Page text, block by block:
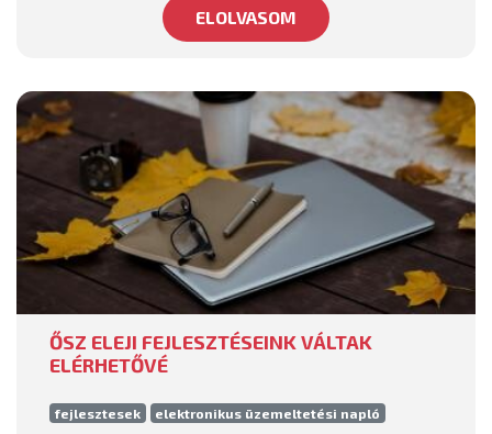
ELOLVASOM
ŐSZ ELEJI FEJLESZTÉSEINK VÁLTAK
ELÉRHETŐVÉ
fejlesztesek elektronikus üzemeltetési napló